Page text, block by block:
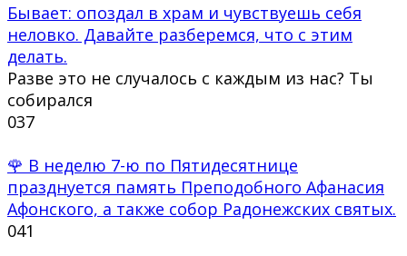
Бывает: опоздал в храм и чувствуешь себя
неловко. Давайте разберемся, что с этим
делать.
Разве это не случалось с каждым из нас? Ты
собирался
037
🌹 В неделю 7-ю по Пятидесятнице
празднуется память Преподобного Афанасия
Афонского, а также собор Радонежских святых.
041